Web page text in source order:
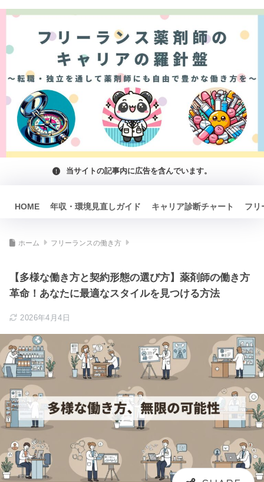
当サイトの記事内に広告を含んでいます。
HOME 年収・環境見直しガイド キャリア診断チャート フリ
ホーム フリーランスの働き方
【多様な働き方と契約形態の選び方】薬剤師の働き方
革命！あなたに最適なスタイルを見つける方法
2026年4月4日